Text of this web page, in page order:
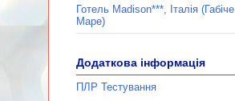
Готель Madison***, Італія (Габіче
Маре)
Додаткова інформація
ПЛР Тестування